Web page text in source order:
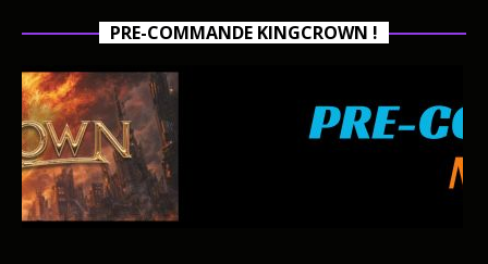
PRE-COMMANDE KINGCROWN !